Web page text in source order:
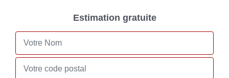
Estimation gratuite